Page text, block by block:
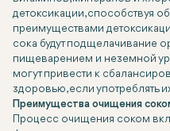
детоксикации, способствуя
преимуществами
сока будут подщелачивание
пищеварением и неземной
могут привести к
здоровью, если употреблять
Преимущества очищения
Процесс очищения соком